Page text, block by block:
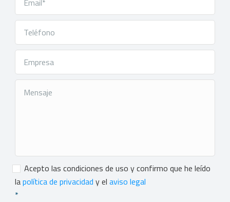
Consentimiento*
Acepto las condiciones de uso y confirmo que he leído
lapolítica de privacidad y el aviso legal
*